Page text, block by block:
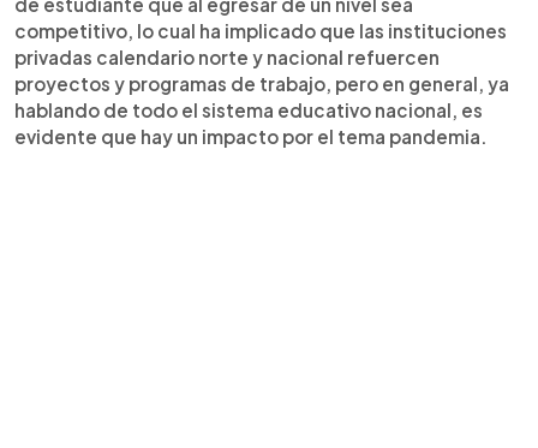
competitivo, lo cual ha implicado que las instituciones
privadas calendario norte y nacional refuercen
proyectos y programas de trabajo, pero en general, ya
hablando de todo el sistema educativo nacional, es
evidente que hay un impacto por el tema pandemia.